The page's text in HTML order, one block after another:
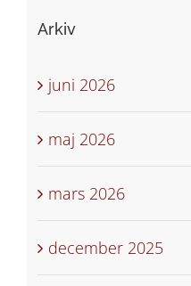
Arkiv
juni 2026
maj 2026
mars 2026
december 2025